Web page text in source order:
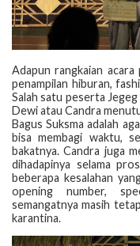
Adapun rangkaian
penampilan hiburan,
Salah satu peserta
Dewi atau Candra
Bagus Suksma adalah
bisa membagi waktu,
bakatnya. Candra juga
dihadapinya selama
beberapa kesalahan
opening number,
semangatnya masih
karantina.